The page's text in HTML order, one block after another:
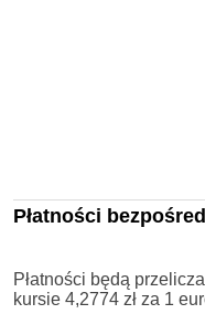
Płatności
Płatności będą
kursie 4,2774 zł za 1